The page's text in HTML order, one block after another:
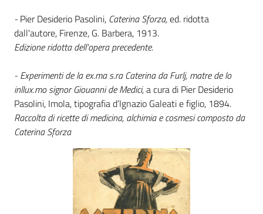
Patto
per
la
Seguici
su
- Pier Desiderio Pasolini, Caterina Sforza,ed. ridotta
dall'autore, Firenze, G. Barbera, 1913.
Edizione ridotta dell'opera precedente.
- Experimenti de la ex.ma s.ra Caterina da Furlj, matre de lo
inllux.mo signor Giouanni de Medici,a cura di Pier Desiderio
Pasolini, Imola, tipografia d’Ignazio Galeati e figlio, 1894.
Raccolta di ricette di medicina, alchimia e cosmesi composto da
Caterina Sforza